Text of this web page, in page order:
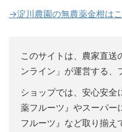
→淀川農園の無農薬金柑は
このサイトは、農家直送
ンライン」が運営する、
ショップでは、安心安全
薬フルーツ』やスーパー
フルーツ』など取り揃え